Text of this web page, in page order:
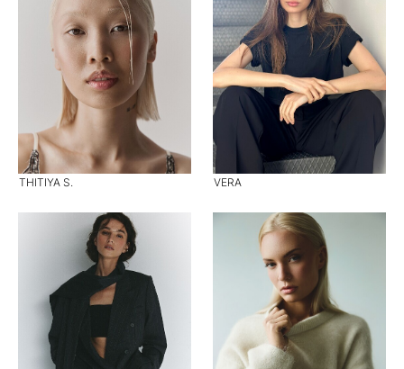
THITIYA S. VERA